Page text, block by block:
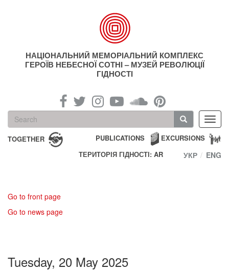
НАЦІОНАЛЬНИЙ МЕМОРІАЛЬНИЙ КОМПЛЕКС
ГЕРОЇВ НЕБЕСНОЇ СОТНІ – МУЗЕЙ РЕВОЛЮЦІЇ
ГІДНОСТІ
Search
form
Search
TOGETHER EXCURSIONS
PUBLICATIONS
ТЕРИТОРІЯ ГІДНОСТІ: AR
УКР ENG
Go to front page
Go to news page
Tuesday, 20 May 2025